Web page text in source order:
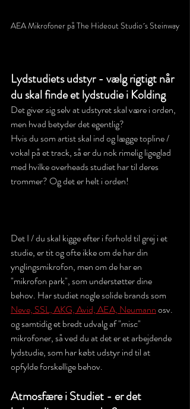
AEA Mikrofoner på The Hideout Studio´s Steinway
Lydstudiets udstyr - vælg rigtigt når
du skal finde et lydstudie i Kolding
Det giver sig selv at udstyret skal være i orden,
men hvad betyder det egentlig?
Hvis du som artist skal ind og lægge topline /
vokal på et track, så er du nok rimelig ligeglad
med hvilke overheads studiet har til deres
trommer? Og det er helt i orden!
Det I / du skal kigge efter i forhold til grej i et
studie, er tit og ofte ikke om de har din
ynglingsmikrofon, men om de har en
"mikrofon park", som understøtter dine
behov. Har studiet nogle solide brands som
Neve, SSL, AKG, Avid, AEA, Neumann osv.
og samtidig et bredt udvalg af "misc"
mikrofoner, så ved du at det er et arbejdende
lydstudie, som har købt udstyr ind til at
opfylde forskellige behov.
Atmosfære i Studiet - er det